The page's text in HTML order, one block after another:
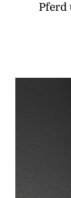
Pferd